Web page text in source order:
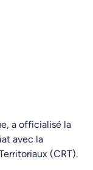
a officialisé la
avec la
(CRT).